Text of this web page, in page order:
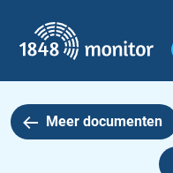
Hoofdmenu
Meer documenten